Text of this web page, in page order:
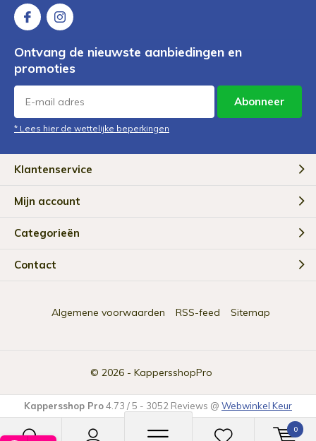
0
Ontvang de nieuwste aanbiedingen en
promoties
Abonneer
* Lees hier de wettelijke beperkingen
Klantenservice
Mijn account
Categorieën
Contact
© 2026 - KappersshopPro
Algemene voorwaarden RSS-feed Sitemap
Kappersshop Pro4.73 /5 - 3052 Reviews @ Webwinkel Keur